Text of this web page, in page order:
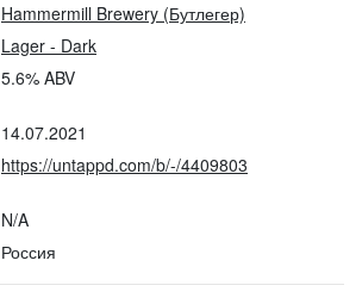
Hammermill Brewery (Бутлегер)
Lager - Dark
5.6% ABV
14.07.2021
https://untappd.com/b/-/4409803
N/A
Россия